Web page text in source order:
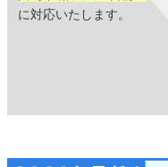
に対応いたします。